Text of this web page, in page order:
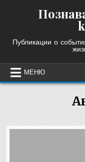
Публикации о
МЕНЮ